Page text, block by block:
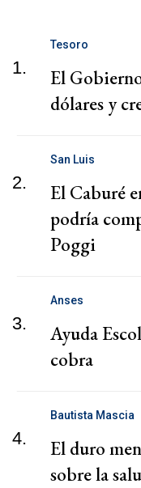
1.
Tesoro
El
dólares y
2.
San Luis
El Caburé
podría
Poggi
3.
Anses
Ayuda
cobra
4.
Bautista Mascia
El duro
sobre la